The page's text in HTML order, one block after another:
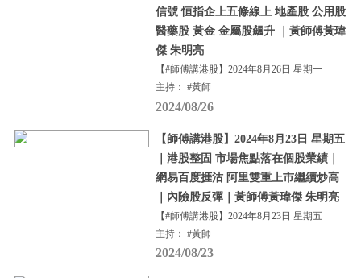
信號 恒指企上五條線上 地產股 公用股
醫藥股 黃金 金屬股飆升 ｜黃師傅黃瑋
傑 朱明亮
【#師傅講港股】2024年8月26日 星期一
主持： #黃師
2024/08/26
【師傅講港股】2024年8月23日 星期五
｜港股整固 市場焦點落在個股業績｜
網易百度捱沽 阿里雙重上市繼續炒高
｜內險股反彈｜黃師傅黃瑋傑 朱明亮
【#師傅講港股】2024年8月23日 星期五
主持： #黃師
2024/08/23